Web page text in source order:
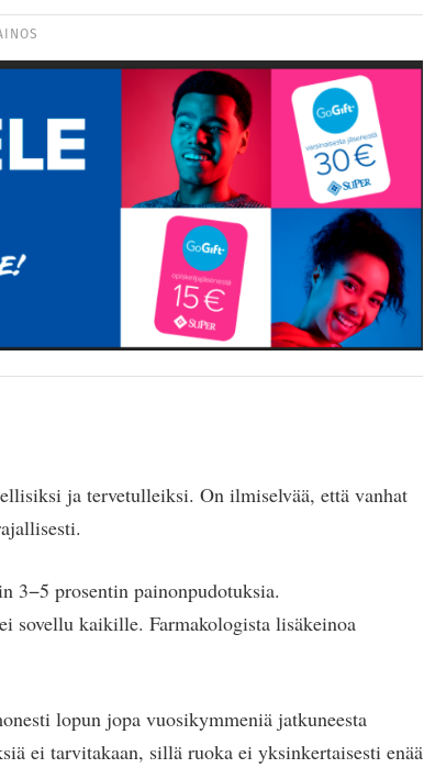
ja tervetulleiksi. On ilmiselvää, että vanhat
3−5 prosentin painonpudotuksia.
sovellu kaikille. Farmakologista lisäkeinoa
lopun jopa vuosikymmeniä jatkuneesta
ei tarvitakaan, sillä ruoka ei yksinkertaisesti enää